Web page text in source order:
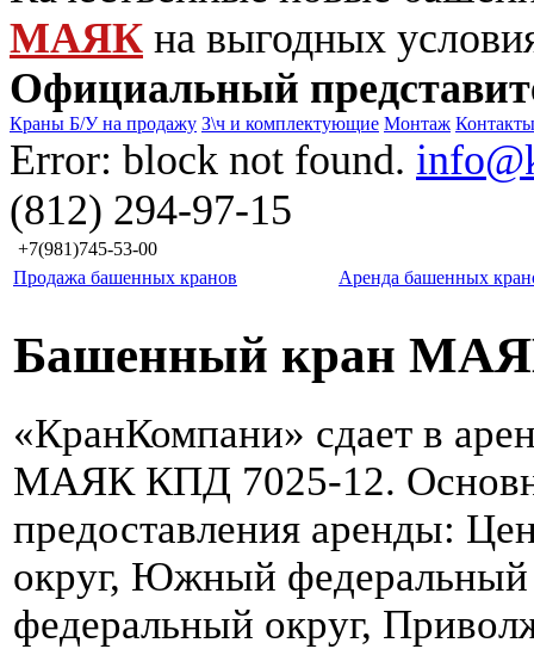
МАЯК на выгодных
Официальный
Краны Б/У на продажу З\ч и комплектующие Монтаж Контакты
Error: block not found.
(812) 294-97-15
+7(981)745-53-00
Продажа башенных кранов
Аренда башенных
Башенный кран
«КранКомпани» сдает в
МАЯК КПД 7025-12.
предоставления аренды:
округ, Южный федеральный
федеральный округ,